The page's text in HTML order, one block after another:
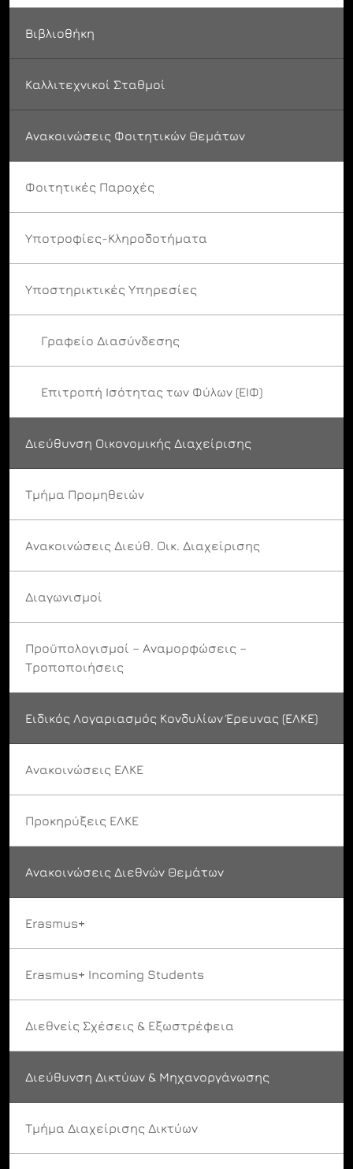
Βιβλιοθήκη
Καλλιτεχνικοί Σταθμοί
Ανακοινώσεις Φοιτητικών Θεμάτων
Φοιτητικές Παροχές
Υποτροφίες-Κληροδοτήματα
Υποστηρικτικές Υπηρεσίες
Γραφείο Διασύνδεσης
Επιτροπή Ισότητας των Φύλων (ΕΙΦ)
Διεύθυνση Οικονομικής Διαχείρισης
Τμήμα Προμηθειών
Ανακοινώσεις Διεύθ. Οικ. Διαχείρισης
Διαγωνισμοί
Προϋπολογισμοί – Αναμορφώσεις –
Τροποποιήσεις
Ειδικός Λογαριασμός Κονδυλίων Έρευνας (ΕΛΚΕ)
Ανακοινώσεις ΕΛΚΕ
Προκηρύξεις ΕΛΚΕ
Ανακοινώσεις Διεθνών Θεμάτων
Erasmus+
Erasmus+ Incoming Students
Διεθνείς Σχέσεις & Εξωστρέφεια
Διεύθυνση Δικτύων & Μηχανοργάνωσης
Τμήμα Διαχείρισης Δικτύων